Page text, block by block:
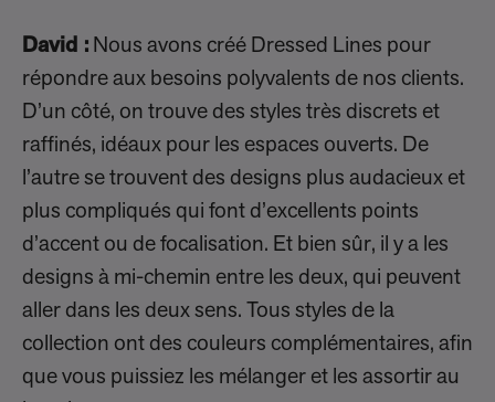
David : Nous avons créé Dressed Lines pour
répondre aux besoins polyvalents de nos clients.
D’un côté, on trouve des styles très discrets et
raffinés, idéaux pour les espaces ouverts. De
l’autre se trouvent des designs plus audacieux et
plus compliqués qui font d’excellents points
d’accent ou de focalisation. Et bien sûr, il y a les
designs à mi-chemin entre les deux, qui peuvent
aller dans les deux sens. Tous styles de la
collection ont des couleurs complémentaires, afin
que vous puissiez les mélanger et les assortir au